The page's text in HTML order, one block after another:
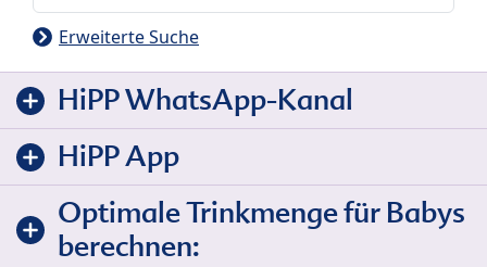
Erweiterte Suche
HiPP WhatsApp-Kanal
HiPP App
Optimale Trinkmenge für Babys
berechnen: